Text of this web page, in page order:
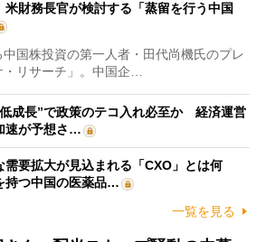
財務長官が検討する「蒸留を行う中国
国株投資の第一人者・田代尚機氏のプレ
リサーチ」。中国企…
成長”で政策のテコ入れ必至か 経済運営
速が予想さ…
需要拡大が見込まれる「CXO」とは何
つ中国の医薬品…
一覧を見る